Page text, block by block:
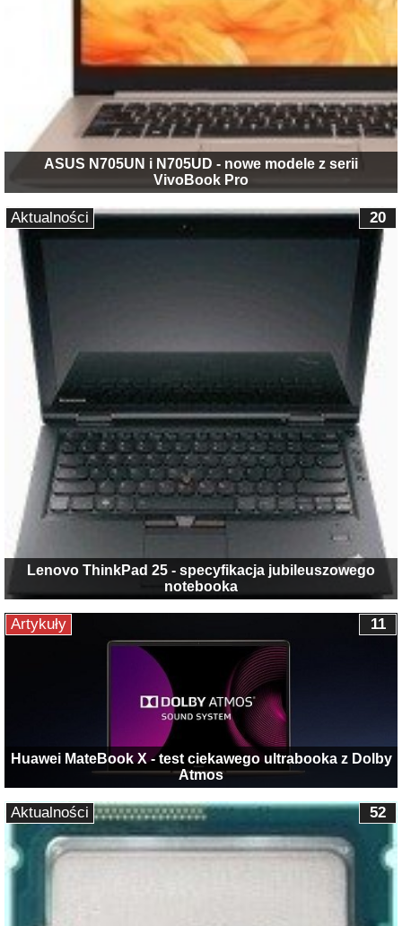
ASUS N705UN i N705UD - nowe modele z serii
VivoBook Pro
Lenovo ThinkPad 25 - specyfikacja jubileuszowego
notebooka
20
Aktualności
Huawei MateBook X - test ciekawego ultrabooka z Dolby
Atmos
11
Artykuły
52
Aktualności